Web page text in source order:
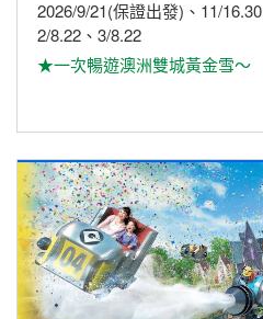
【日本】【長榮航空】激安
海鮮市場．和歌山城．和歌
★暑假最後下殺~最後破盤價★